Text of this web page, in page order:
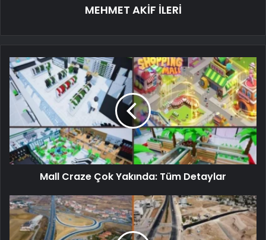
MEHMET AKİF İLERİ
Mall Craze Çok Yakında: Tüm Detaylar